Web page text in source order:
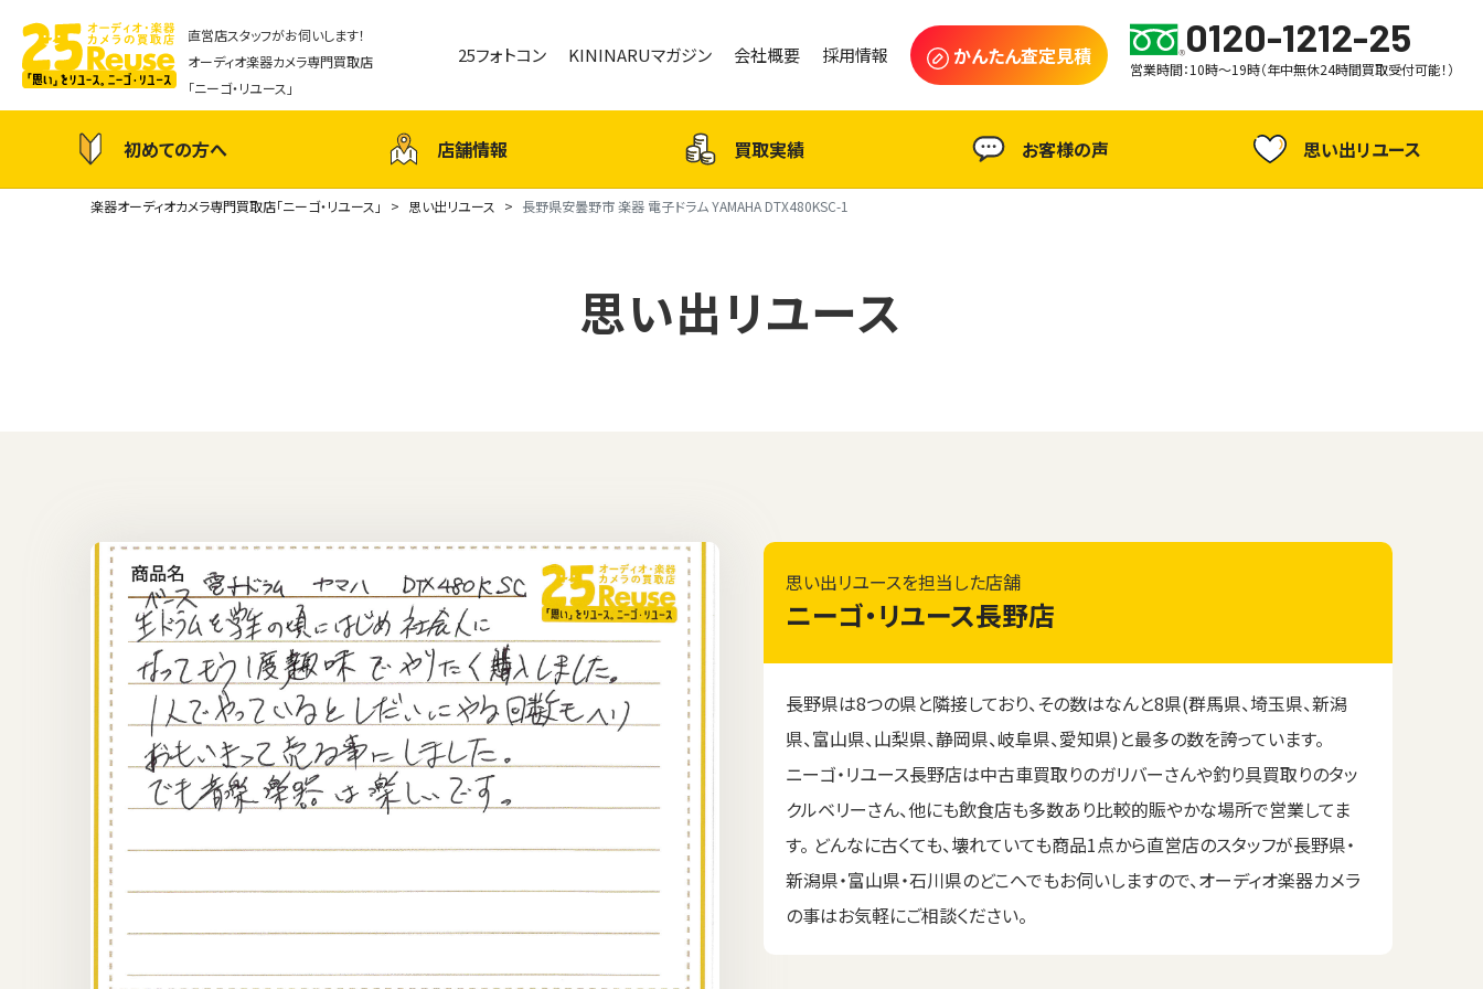
直営店スタッフがお伺いします！
オーディオ楽器カメラ専門買取店
「ニーゴ・リユース」
25フォトコン KININARUマガジン 会社概要 採用情報 かんたん査定見積 0120-1212-25
営業時間：10時～19時（年中無休24時間買取受付可能！）
初めての方へ 店舗情報 買取実績 お客様の声 思い出リユース
楽器オーディオカメラ専門買取店「ニーゴ・リユース」 思い出リユース 長野県安曇野市 楽器 電子ドラム YAMAHA DTX480KSC-1
思い出リユース
思い出リユースを担当した店舗
ニーゴ・リユース長野店
長野県は8つの県と隣接しており、その数はなんと8県(群馬県、埼玉県、新潟
県、富山県、山梨県、静岡県、岐阜県、愛知県)と最多の数を誇っています。
ニーゴ・リユース長野店は中古車買取りのガリバーさんや釣り具買取りのタッ
クルベリーさん、他にも飲食店も多数あり比較的賑やかな場所で営業してま
す。 どんなに古くても、壊れていても商品1点から直営店のスタッフが長野県・
新潟県・富山県・石川県のどこへでもお伺いしますので、オーディオ楽器カメラ
の事はお気軽にご相談ください。